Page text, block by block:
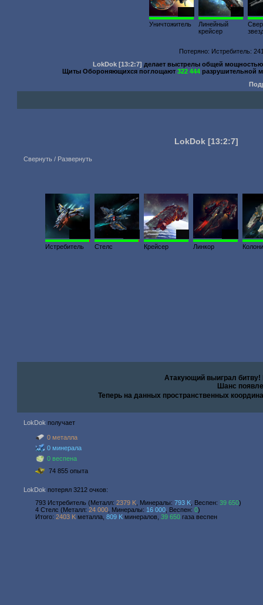
Уничтожитель
Линейный
крейсер
Потеряно: Истребитель:
LokDok [13:2:7] делает выстрелы общей
Щиты Обороняющихся поглощают322 444 разрушительной
LokDok [13:2:7]
Свернуть / Развернуть
Истребитель
Стелс
Крейсер
Линкор
Атакующий выиграл
Шанс
Теперь на данных пространственных
LokDok получает
0 металла
0 минерала
0 веспена
74 855 опыта
LokDok потерял 3212 очков:
793 Истребитель (Металл:2379 K , Минералы:793 K , Веспен:39 650)
4 Стелс (Металл:24 000 , Минералы: 16 000 , Веспен:0)
Итого:2403 K металла,809 K минералов,39 650 газа веспен